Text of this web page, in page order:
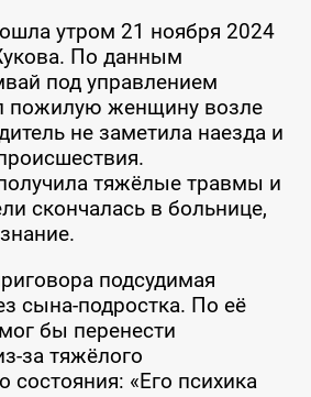
утром 21 ноября 2024
По данным
под управлением
пожилую женщину возле
не заметила наезда и
тяжёлые травмы и
скончалась в больнице,
подсудимая
сына-подростка. По её
бы перенести
за тяжёлого
состояния: «Его психика